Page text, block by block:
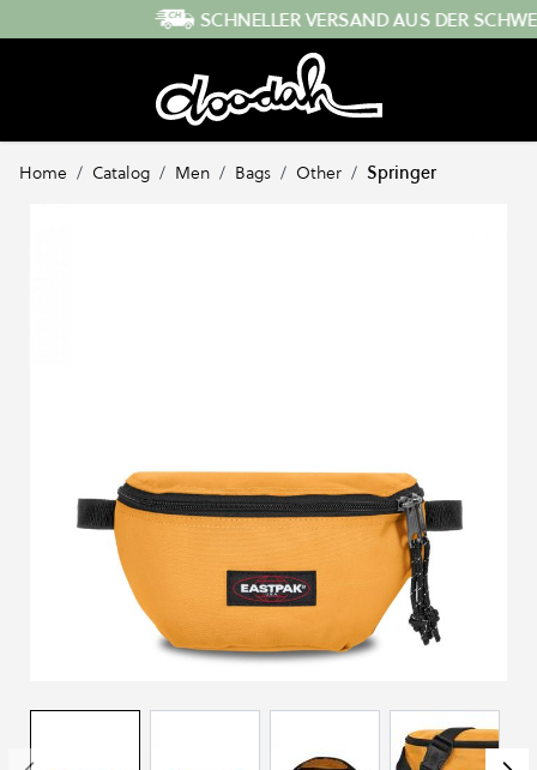
SCHNELLER VERSAND AUS DER SCHWEIZ
Home / Catalog / Men / Bags / Other / Springer